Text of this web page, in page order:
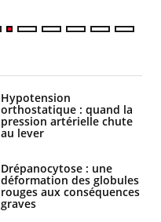
Hypotension
orthostatique : quand la
pression artérielle chute
au lever
Drépanocytose : une
déformation des globules
rouges aux conséquences
graves